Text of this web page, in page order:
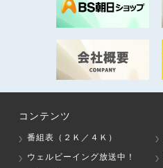
コンテンツ
番組表（２Ｋ／４Ｋ）
ウェルビーイング放送中！